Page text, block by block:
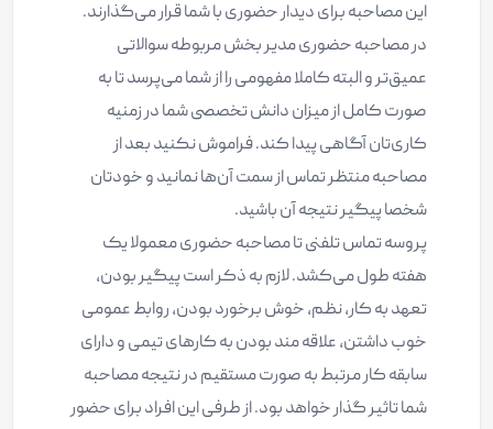
این مصاحبه برای دیدار حضوری با شما قرار می‌گذارند.
در مصاحبه حضوری مدیر بخش مربوطه سوالاتی
عمیق‌تر و البته کاملا مفهومی را از شما می‌پرسد تا به
صورت کامل از میزان دانش تخصصی شما در زمنیه
کاری‌تان آگاهی پیدا کند. فراموش نکنید بعد از
مصاحبه منتظر تماس از سمت آن‌ها نمانید و خودتان
شخصا پیگیر نتیجه آن باشید.
پروسه تماس تلفنی تا مصاحبه حضوری معمولا یک
هفته طول می‌کشد. لازم به ذکر است پیگیر بودن،
تعهد به کار، نظم، خوش برخورد بودن، روابط عمومی
خوب داشتن، علاقه‌ مند بودن به کارهای تیمی و دارای
سابقه کار مرتبط به صورت مستقیم در نتیجه مصاحبه
شما تاثیر گذار خواهد بود. از طرفی این افراد برای حضور